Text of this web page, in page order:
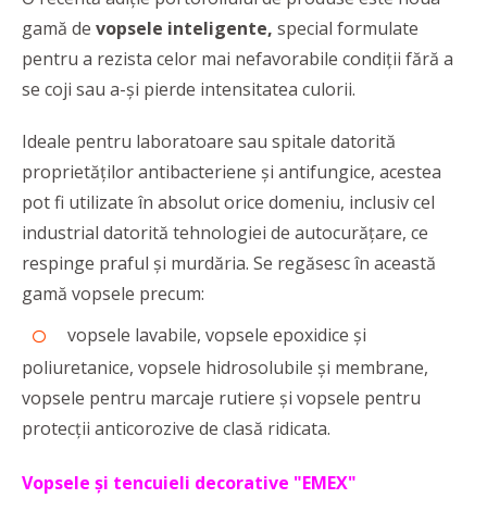
gamă de vopsele inteligente, special formulate
pentru a rezista celor mai nefavorabile condiţii fără a
se coji sau a-şi pierde intensitatea culorii.
Ideale pentru laboratoare sau spitale datorită
proprietăţilor antibacteriene şi antifungice, acestea
pot fi utilizate în absolut orice domeniu, inclusiv cel
industrial datorită tehnologiei de autocurăţare, ce
respinge praful şi murdăria. Se regăsesc în această
gamă vopsele precum:
vopsele lavabile, vopsele epoxidice şi
poliuretanice, vopsele hidrosolubile şi membrane,
vopsele pentru marcaje rutiere şi vopsele pentru
protecţii anticorozive de clasă ridicata.
Vopsele și tencuieli decorative "EMEX"